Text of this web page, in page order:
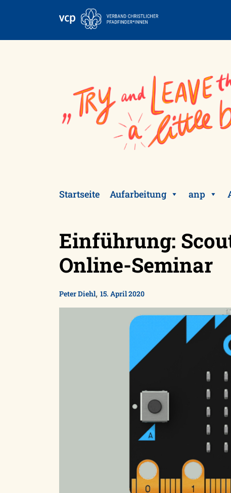
Startseite Aufarbeitung anp
Einführung:
Online-Seminar
Peter Diehl, 15. April 2020